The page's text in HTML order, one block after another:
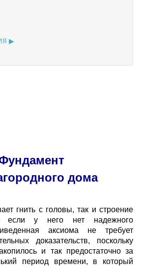
▶
дома
гнить с головы, так и строение
если у него нет надежного
аксиома не требует
доказательств, поскольку
и так предостаточно за
период времени, в который